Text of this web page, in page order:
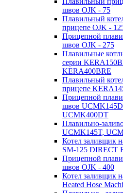
швов OJK - 75
Плавильный
прицепе OJK -
Прицепной
швов OJK - 275
Плавильные
серии
KERA400BRE
Плавильный
прицепе
Прицепной
швов
UCMK400DT
Плавильно-
UCMK145T,
Котел заливщик
SM-125 DIRECT
Прицепной
швов OJK - 400
Котел заливщик
Heated Hose